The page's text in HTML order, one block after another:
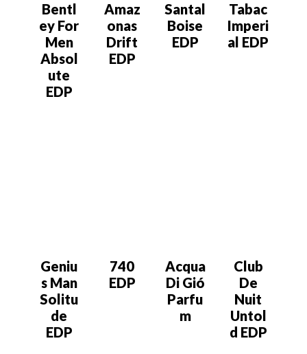
Bentl
ey For
Men
Absol
ute
EDP
Amaz
onas
Drift
EDP
Santal
Boise
EDP
Tabac
Imperi
al EDP
Geniu
s Man
Solitu
de
EDP
740
EDP
Acqua
Di Gió
Parfu
m
Club
De
Nuit
Untol
d EDP